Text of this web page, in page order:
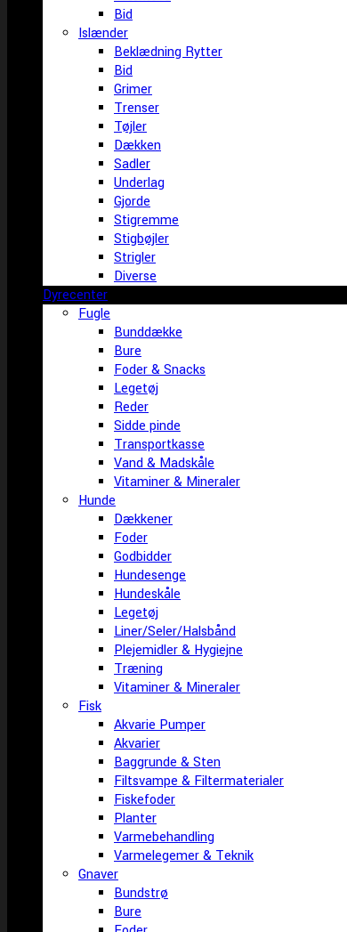
Bid
Islænder
Beklædning Rytter
Bid
Grimer
Trenser
Tøjler
Dækken
Sadler
Underlag
Gjorde
Stigremme
Stigbøjler
Strigler
Diverse
Dyrecenter
Fugle
Bunddække
Bure
Foder & Snacks
Legetøj
Reder
Sidde pinde
Transportkasse
Vand & Madskåle
Vitaminer & Mineraler
Hunde
Dækkener
Foder
Godbidder
Hundesenge
Hundeskåle
Legetøj
Liner/Seler/Halsbånd
Plejemidler & Hygiejne
Træning
Vitaminer & Mineraler
Fisk
Akvarie Pumper
Akvarier
Baggrunde & Sten
Filtsvampe & Filtermaterialer
Fiskefoder
Planter
Varmebehandling
Varmelegemer & Teknik
Gnaver
Bundstrø
Bure